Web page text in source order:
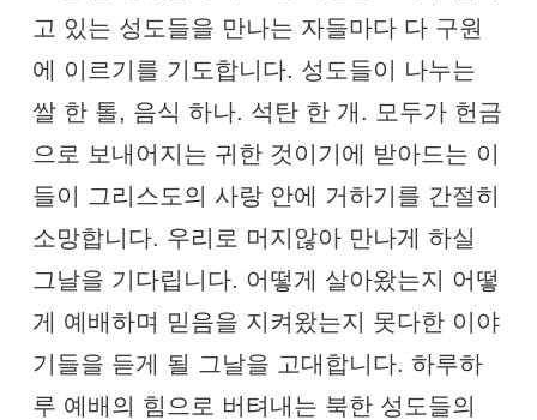
고 있는 성도들을 만나는 자들마다 다 구원
에 이르기를 기도합니다. 성도들이 나누는
쌀 한 톨, 음식 하나. 석탄 한 개. 모두가 헌금
으로 보내어지는 귀한 것이기에 받아드는 이
들이 그리스도의 사랑 안에 거하기를 간절히
소망합니다. 우리로 머지않아 만나게 하실
그날을 기다립니다. 어떻게 살아왔는지 어떻
게 예배하며 믿음을 지켜왔는지 못다한 이야
기들을 듣게 될 그날을 고대합니다. 하루하
루 예배의 힘으로 버텨내는 북한 성도들의